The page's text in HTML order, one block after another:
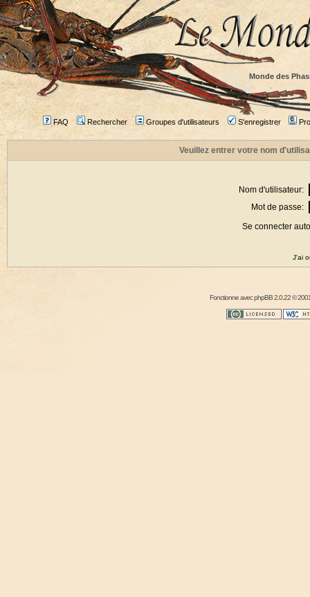
Monde des
FAQ Rechercher Groupes d'utilisateurs S'enregistrer
Veuillez entrer votre nom
Nom d'utilisateur:
Mot de passe:
Se connecter
J'ai
Fonctionne avecphpBB2.0.22 ©